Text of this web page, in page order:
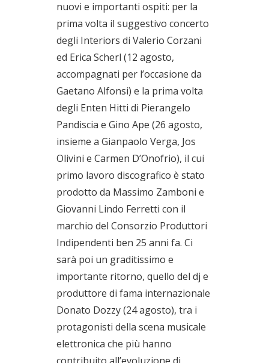
nuovi e importanti ospiti: per la
prima volta il suggestivo concerto
degli Interiors di Valerio Corzani
ed Erica Scherl (12 agosto,
accompagnati per l’occasione da
Gaetano Alfonsi) e la prima volta
degli Enten Hitti di Pierangelo
Pandiscia e Gino Ape (26 agosto,
insieme a Gianpaolo Verga, Jos
Olivini e Carmen D’Onofrio), il cui
primo lavoro discografico è stato
prodotto da Massimo Zamboni e
Giovanni Lindo Ferretti con il
marchio del Consorzio Produttori
Indipendenti ben 25 anni fa. Ci
sarà poi un graditissimo e
importante ritorno, quello del dj e
produttore di fama internazionale
Donato Dozzy (24 agosto), tra i
protagonisti della scena musicale
elettronica che più hanno